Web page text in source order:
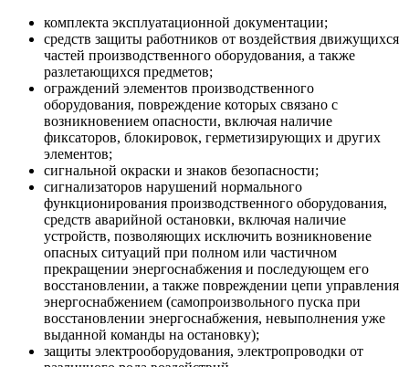
комплекта эксплуатационной документации;
средств защиты работников от воздействия движущихся
частей производственного оборудования, а также
разлетающихся предметов;
ограждений элементов производственного
оборудования, повреждение которых связано с
возникновением опасности, включая наличие
фиксаторов, блокировок, герметизирующих и других
элементов;
сигнальной окраски и знаков безопасности;
сигнализаторов нарушений нормального
функционирования производственного оборудования,
средств аварийной остановки, включая наличие
устройств, позволяющих исключить возникновение
опасных ситуаций при полном или частичном
прекращении энергоснабжения и последующем его
восстановлении, а также повреждении цепи управления
энергоснабжением (самопроизвольного пуска при
восстановлении энергоснабжения, невыполнения уже
выданной команды на остановку);
защиты электрооборудования, электропроводки от